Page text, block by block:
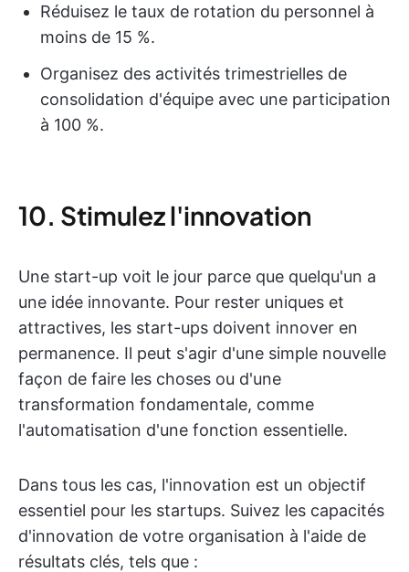
Réduisez le taux de rotation du personnel à
moins de 15 %.
Organisez des activités trimestrielles de
consolidation d'équipe avec une participation
à 100 %.
10. Stimulez l'innovation
Une start-up voit le jour parce que quelqu'un a
une idée innovante. Pour rester uniques et
attractives, les start-ups doivent innover en
permanence. Il peut s'agir d'une simple nouvelle
façon de faire les choses ou d'une
transformation fondamentale, comme
l'automatisation d'une fonction essentielle.
Dans tous les cas, l'innovation est un objectif
essentiel pour les startups. Suivez les capacités
d'innovation de votre organisation à l'aide de
résultats clés, tels que :